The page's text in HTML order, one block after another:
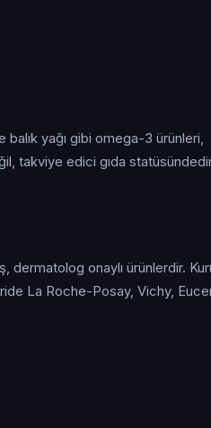
yağı gibi omega-3 ürünleri,
takviye edici gıda
onaylı ürünlerdir.
La Roche-Posay, Vichy,